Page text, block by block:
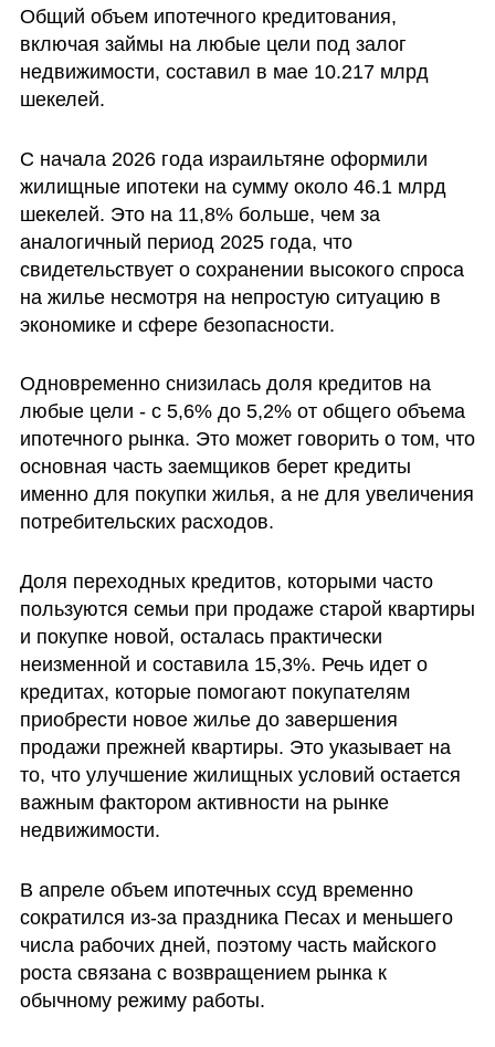
Общий объем ипотечного кредитования,
включая займы на любые цели под залог
недвижимости, составил в мае 10.217 млрд
шекелей.
С начала 2026 года израильтяне оформили
жилищные ипотеки на сумму около 46.1 млрд
шекелей. Это на 11,8% больше, чем за
аналогичный период 2025 года, что
свидетельствует о сохранении высокого спроса
на жилье несмотря на непростую ситуацию в
экономике и сфере безопасности.
Одновременно снизилась доля кредитов на
любые цели - с 5,6% до 5,2% от общего объема
ипотечного рынка. Это может говорить о том, что
основная часть заемщиков берет кредиты
именно для покупки жилья, а не для увеличения
потребительских расходов.
Доля переходных кредитов, которыми часто
пользуются семьи при продаже старой квартиры
и покупке новой, осталась практически
неизменной и составила 15,3%. Речь идет о
кредитах, которые помогают покупателям
приобрести новое жилье до завершения
продажи прежней квартиры. Это указывает на
то, что улучшение жилищных условий остается
важным фактором активности на рынке
недвижимости.
В апреле объем ипотечных ссуд временно
сократился из-за праздника Песах и меньшего
числа рабочих дней, поэтому часть майского
роста связана с возвращением рынка к
обычному режиму работы.